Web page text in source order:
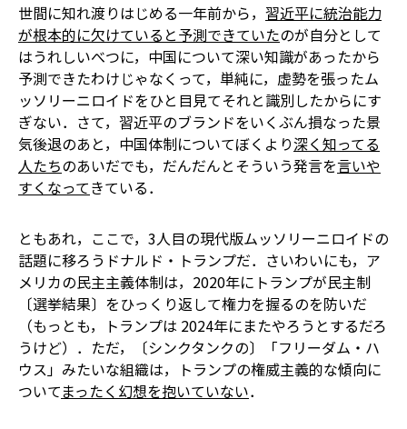
世間に知れ渡りはじめる一年前から， 習近平に統治能力
が根本的に欠けていると予測できていたのが自分として
はうれしい――べつに，中国について深い知識があったから
予測できたわけじゃなくって，単純に，虚勢を張ったム
ッソリーニロイドをひと目見てそれと識別したからにす
ぎない．さて，習近平のブランドをいくぶん損なった景
気後退のあと，中国体制についてぼくより深く知ってる
人たちのあいだでも，だんだんとそういう発言を言いや
すくなってきている．
ともあれ，ここで，3人目の現代版ムッソリーニロイドの
話題に移ろう――ドナルド・トランプだ．さいわいにも，ア
メリカの民主主義体制は，2020年にトランプが民主制
〔選挙結果〕をひっくり返して権力を握るのを防いだ
（もっとも，トランプは 2024年にまたやろうとするだろ
うけど）．ただ，〔シンクタンクの〕「フリーダム・ハ
ウス」みたいな組織は，トランプの権威主義的な傾向に
ついてまったく幻想を抱いていない．